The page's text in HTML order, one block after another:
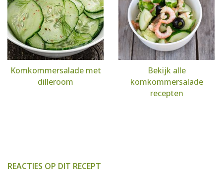
Komkommersalade met
dilleroom
Bekijk alle
komkommersalade
recepten
REACTIES OP DIT RECEPT